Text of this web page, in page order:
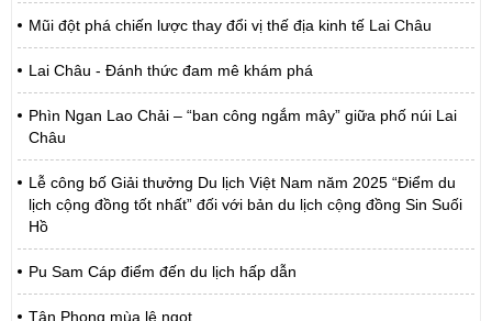
Mũi đột phá chiến lược thay đổi vị thế địa kinh tế Lai Châu
Lai Châu - Đánh thức đam mê khám phá
Phìn Ngan Lao Chải – “ban công ngắm mây” giữa phố núi Lai
Châu
Lễ công bố Giải thưởng Du lịch Việt Nam năm 2025 “Điểm du
lịch cộng đồng tốt nhất” đối với bản du lịch cộng đồng Sin Suối
Hồ
Pu Sam Cáp điểm đến du lịch hấp dẫn
Tân Phong mùa lê ngọt